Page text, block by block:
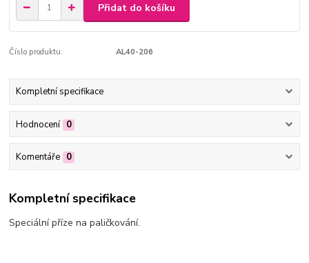
Přidat do košíku
Číslo produktu: AL40-206
Kompletní specifikace
Hodnocení 0
Komentáře 0
Kompletní specifikace
Speciální příze na paličkování.